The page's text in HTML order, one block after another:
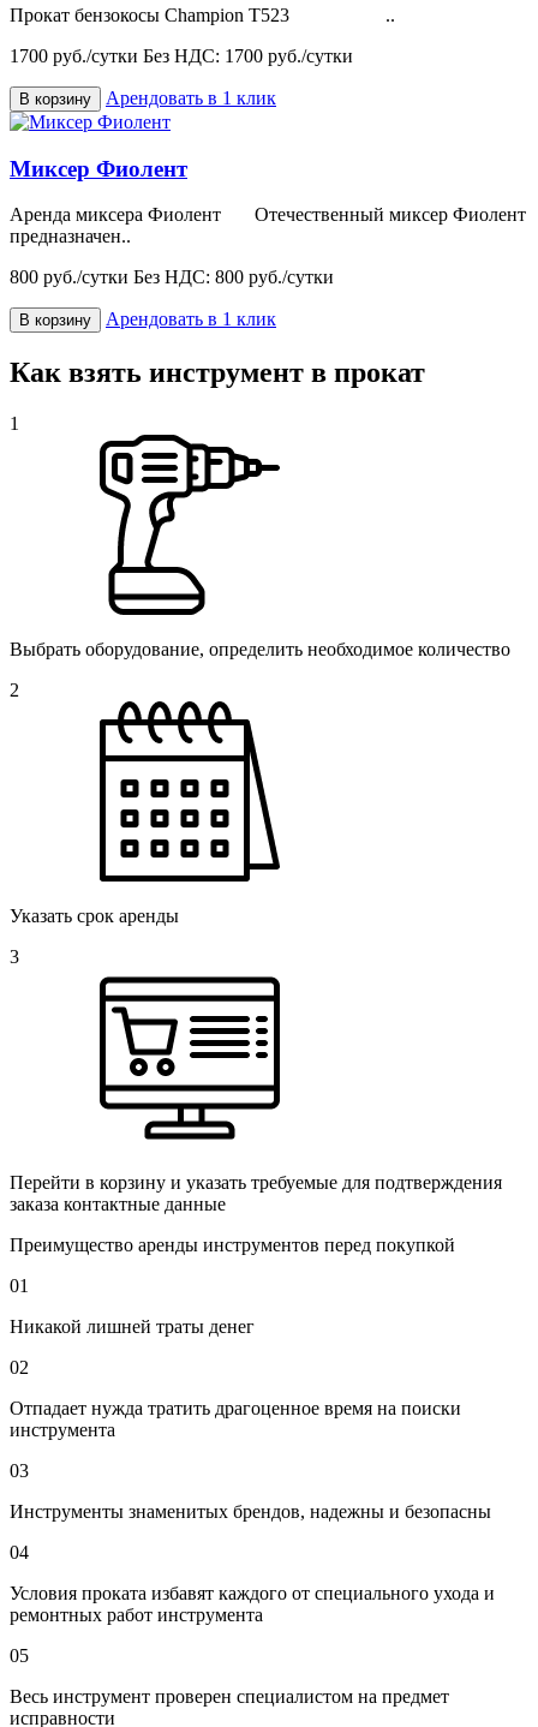
Прокат бензокосы Champion T523 ..
1700 руб./сутки Без НДС: 1700 руб./сутки
В корзину Арендовать в 1 клик
Миксер Фиолент
Аренда миксера Фиолент Отечественный миксер Фиолент
предназначен..
800 руб./сутки Без НДС: 800 руб./сутки
В корзину Арендовать в 1 клик
Как взять инструмент в прокат
1
Выбрать оборудование, определить необходимое количество
2
Указать срок аренды
3
Перейти в корзину и указать требуемые для подтверждения
заказа контактные данные
Преимущество аренды инструментов перед покупкой
01
Никакой лишней траты денег
02
Отпадает нужда тратить драгоценное время на поиски
инструмента
03
Инструменты знаменитых брендов, надежны и безопасны
04
Условия проката избавят каждого от специального ухода и
ремонтных работ инструмента
05
Весь инструмент проверен специалистом на предмет
исправности